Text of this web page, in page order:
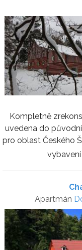
Kompletně
uvedena do
pro oblast Českého
vybavení
Apartmán